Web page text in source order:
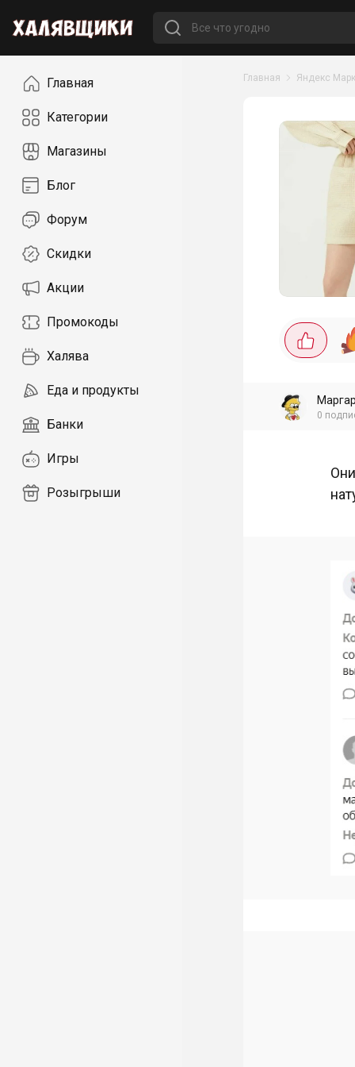
НавигацияГлавная
Категории
Магазины
Блог
Форум
Скидки
Акции
Промокоды
Халява
Еда и продукты
Банки
Игры
Розыгрыши
Главная Яндекс
0